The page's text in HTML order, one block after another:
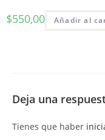
$550,00 Añadir al
Deja una
Tienes que haber